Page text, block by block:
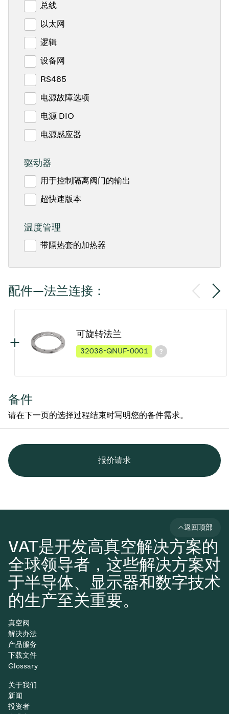
总线
以太网
逻辑
设备网
RS485
电源故障选项
电源 DIO
电源感应器
驱动器
用于控制隔离阀门的输出
超快速版本
温度管理
带隔热套的加热器
配件—法兰连接：
可旋转法兰
32038-QNUF-0001
备件
请在下一页的选择过程结束时写明您的备件需求。
报价请求
VAT是开发高真空解决方案的
全球领导者，这些解决方案对
于半导体、显示器和数字技术
的生产至关重要。
返回顶部
真空阀
解决办法
产品服务
下载文件
Glossary
关于我们
新闻
投资者